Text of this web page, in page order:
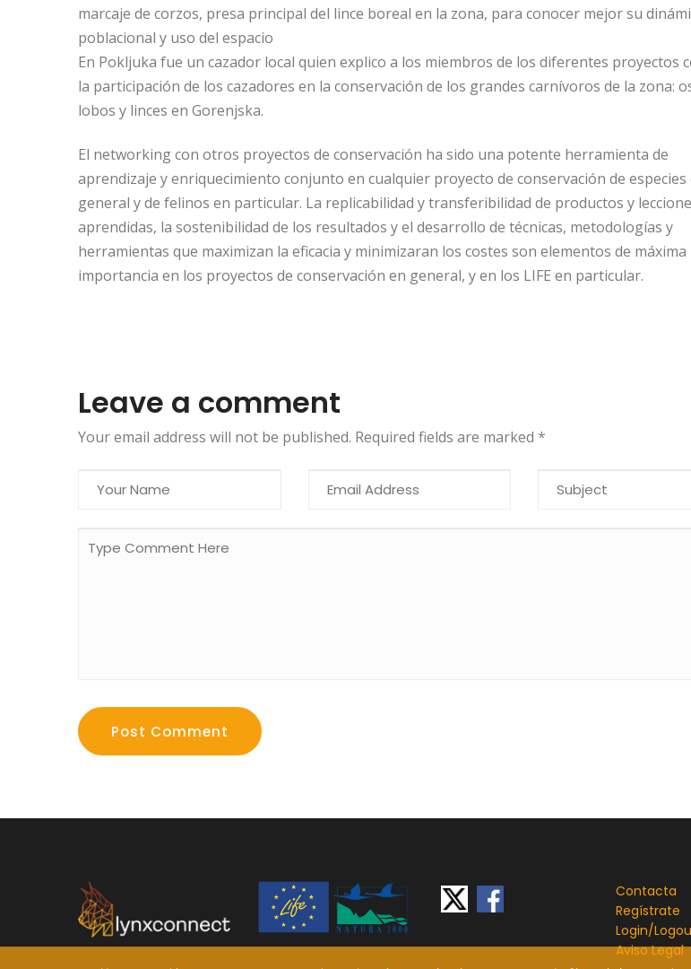
marcaje de corzos, presa principal del lince boreal en la zona, para conocer mejor su
poblacional y uso del espacio
En Pokljuka fue un cazador local quien explico a los miembros de los diferentes proyectos
la participación de los cazadores en la conservación de los grandes carnívoros de la zona:
lobos y linces en Gorenjska.
El networking con otros proyectos de conservación ha sido una potente herramienta de
aprendizaje y enriquecimiento conjunto en cualquier proyecto de conservación de especies
general y de felinos en particular. La replicabilidad y transferibilidad de productos y
aprendidas, la sostenibilidad de los resultados y el desarrollo de técnicas, metodologías y
herramientas que maximizan la eficacia y minimizaran los costes son elementos de máxima
importancia en los proyectos de conservación en general, y en los LIFE en particular.
Leave a comment
Your email address will not be published. Required fields are marked *
Post Comment
Contacta
Regístrate
Login/
Aviso Legal